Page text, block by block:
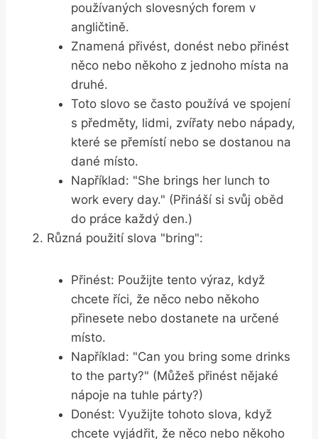
používaných slovesných forem v
angličtině.
Znamená přivést, donést nebo přinést
něco nebo někoho z jednoho místa na
druhé.
Toto slovo se často používá ve spojení
s předměty, lidmi, zvířaty nebo nápady,
které se přemístí nebo se dostanou na
dané místo.
Například: "She brings her lunch to
work every day." (Přináší si svůj oběd
do práce každý den.)
Různá použití slova "bring":
Přinést: Použijte tento výraz, když
chcete říci, že něco nebo někoho
přinesete nebo dostanete na určené
místo.
Například: "Can you bring some drinks
to the party?" (Můžeš přinést nějaké
nápoje na tuhle párty?)
Donést: Využijte tohoto slova, když
chcete vyjádřit, že něco nebo někoho